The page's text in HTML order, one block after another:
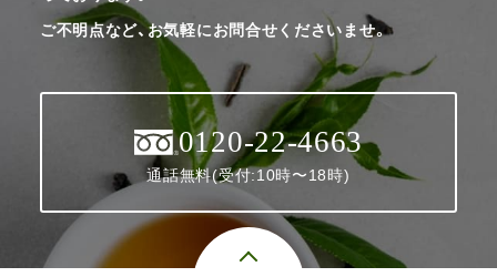
ご不明点など、お気軽にお問合せくださいませ。
0120-22-4663
通話無料(受付:10時〜18時)